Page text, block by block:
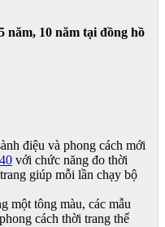
năm, 10 năm tại đồng hồ
điệu và phong cách mới
với chức năng đo thời
giúp mỗi lần chạy bộ
một tông màu, các mẫu
cách thời trang thể